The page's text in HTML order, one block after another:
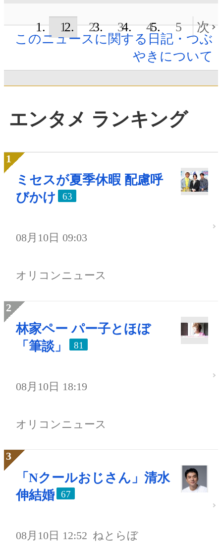
1 2 3 4 5
次
このニュースに関する日記・つぶ
やきについて
エンタメ ランキング
ミセスが夏季休暇 配慮呼
びかけ
63
08月10日 09:03
オリコンニュース
林家ペー パー子とほぼ
「筆談」
81
08月10日 18:19
オリコンニュース
「Nクールおじさん」清水
伸結婚
67
08月10日 12:52 ねとらぼ